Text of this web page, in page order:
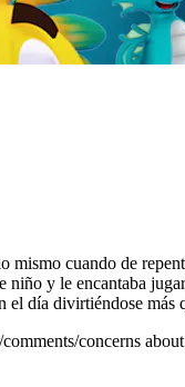
mismo cuando de
y le encantaba
día divirtiéndose más
concerns